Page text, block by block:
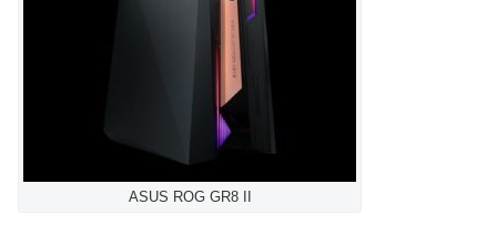
ASUS ROG GR8 II